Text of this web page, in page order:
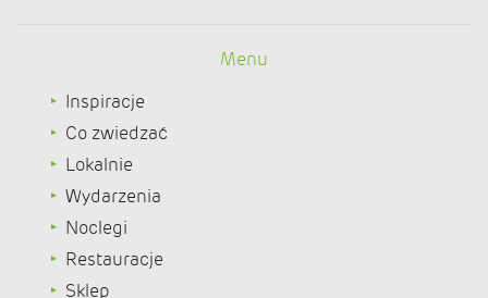
Menu
Inspiracje
Co zwiedzać
Lokalnie
Wydarzenia
Noclegi
Restauracje
Sklep